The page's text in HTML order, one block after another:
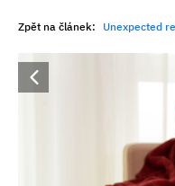
Zpět na článek: Unexpected red theory: Proč by měl mít